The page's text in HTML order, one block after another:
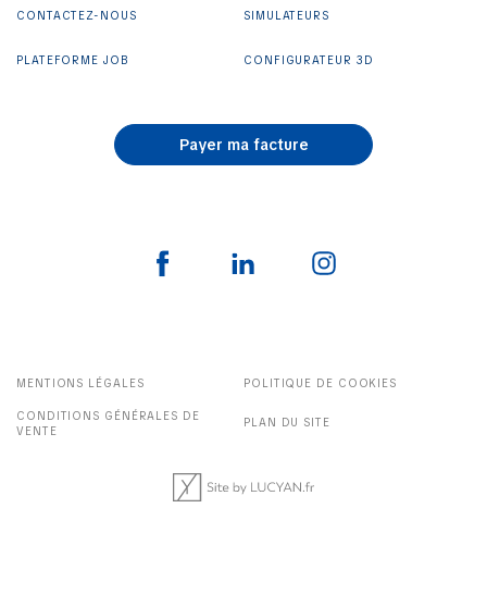
CONTACTEZ-NOUS
PLATEFORME JOB
SIMULATEURS
CONFIGURATEUR 3D
Payer ma facture
MENTIONS LÉGALES POLITIQUE DE COOKIES
CONDITIONS GÉNÉRALES DE
VENTE
PLAN DU SITE